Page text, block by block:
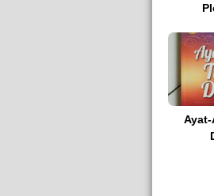
Ayat-